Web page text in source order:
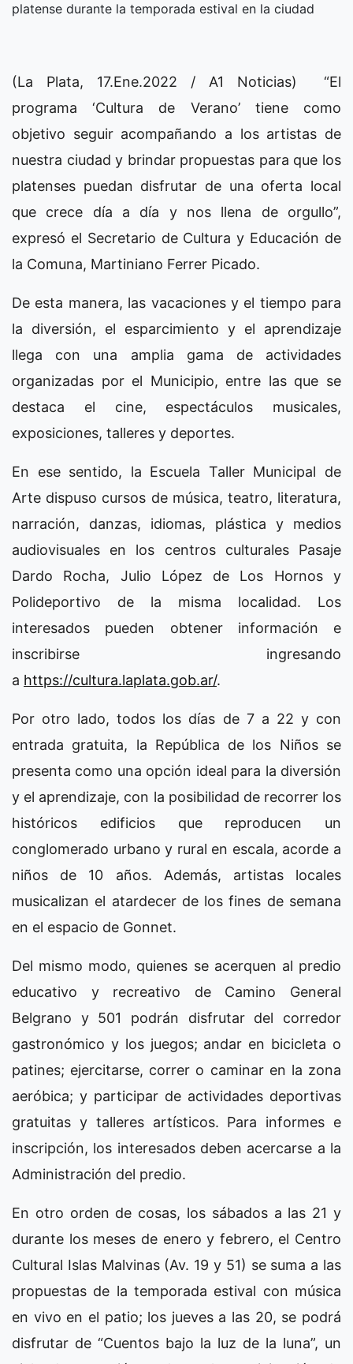
platense durante la temporada estival en la ciudad
(La Plata, 17.Ene.2022 / A1 Noticias) “El
programa ‘Cultura de Verano’ tiene como
objetivo seguir acompañando a los artistas de
nuestra ciudad y brindar propuestas para que los
platenses puedan disfrutar de una oferta local
que crece día a día y nos llena de orgullo”,
expresó el Secretario de Cultura y Educación de
la Comuna, Martiniano Ferrer Picado.
De esta manera, las vacaciones y el tiempo para
la diversión, el esparcimiento y el aprendizaje
llega con una amplia gama de actividades
organizadas por el Municipio, entre las que se
destaca el cine, espectáculos musicales,
exposiciones, talleres y deportes.
En ese sentido, la Escuela Taller Municipal de
Arte dispuso cursos de música, teatro, literatura,
narración, danzas, idiomas, plástica y medios
audiovisuales en los centros culturales Pasaje
Dardo Rocha, Julio López de Los Hornos y
Polideportivo de la misma localidad. Los
interesados pueden obtener información e
inscribirse ingresando
a https://cultura.laplata.gob.ar/.
Por otro lado, todos los días de 7 a 22 y con
entrada gratuita, la República de los Niños se
presenta como una opción ideal para la diversión
y el aprendizaje, con la posibilidad de recorrer los
históricos edificios que reproducen un
conglomerado urbano y rural en escala, acorde a
niños de 10 años. Además, artistas locales
musicalizan el atardecer de los fines de semana
en el espacio de Gonnet.
Del mismo modo, quienes se acerquen al predio
educativo y recreativo de Camino General
Belgrano y 501 podrán disfrutar del corredor
gastronómico y los juegos; andar en bicicleta o
patines; ejercitarse, correr o caminar en la zona
aeróbica; y participar de actividades deportivas
gratuitas y talleres artísticos. Para informes e
inscripción, los interesados deben acercarse a la
Administración del predio.
En otro orden de cosas, los sábados a las 21 y
durante los meses de enero y febrero, el Centro
Cultural Islas Malvinas (Av. 19 y 51) se suma a las
propuestas de la temporada estival con música
en vivo en el patio; los jueves a las 20, se podrá
disfrutar de “Cuentos bajo la luz de la luna”, un